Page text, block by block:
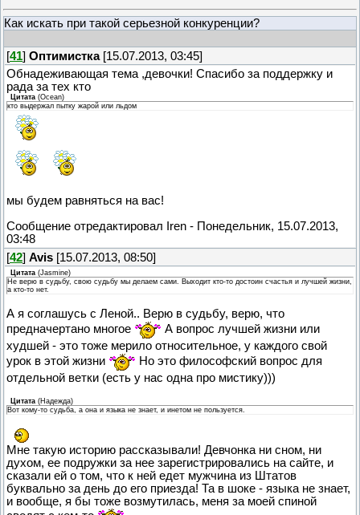
Как искать при такой серьезной конкуренции?
[41] Оптимистка[15.07.2013, 03:45]
Обнадеживающая тема ,девочки! Спасибо за поддержку и
рада за тех кто
Цитата (Ocean)
кто выдержал пытку жарой или льдом
мы будем равняться на вас!
Сообщение отредактировал
Iren - Понедельник, 15.07.2013,
03:48
[42] Avis [15.07.2013, 08:50]
Цитата (Jasmine)
Не верю в судьбу, свою судьбу мы делаем сами. Выходит кто-то достоин счастья и лучшей жизни,
а кто-то нет.
А я соглашусь с Леной.. Верю в судьбу, верю, что
предначертано многое
А вопрос лучшей жизни или
худшей - это тоже мерило относительное, у каждого свой
урок в этой жизни
Но это философский вопрос для
отдельной ветки (есть у нас одна про мистику)))
Цитата (Надежда)
Вот кому-то судьба, а она и языка не знает, и инетом не пользуется.
Мне такую историю рассказывали! Девчонка ни сном, ни
духом, ее подружки за нее зарегистрировались на сайте, и
сказали ей о том, что к ней едет мужчина из Штатов
буквально за день до его приезда! Та в шоке - языка не знает,
и вообще, я бы тоже возмутилась, меня за моей спиной